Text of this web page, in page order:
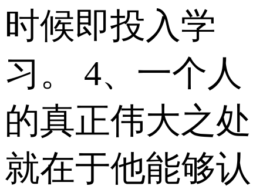
时候即投入学
习。 4、一个人
的真正伟大之处
就在于他能够认